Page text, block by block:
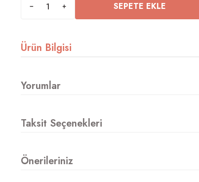
SEPETE EKLE
Ürün Bilgisi
Yorumlar
Taksit Seçenekleri
Önerileriniz